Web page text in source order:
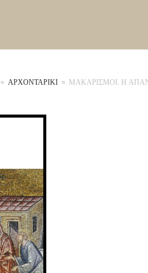
» ΑΡΧΟΝΤΑΡΙΚΙ » ΜΑΚΑΡΙΣΜΟΙ. Η